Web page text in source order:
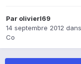
Par olivierl69
14 septembre 2012 dans
Co